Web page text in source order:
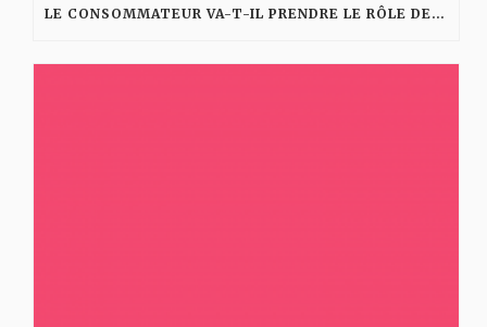
LE CONSOMMATEUR VA-T-IL PRENDRE LE RÔLE DES PUBLICITAIRES ?